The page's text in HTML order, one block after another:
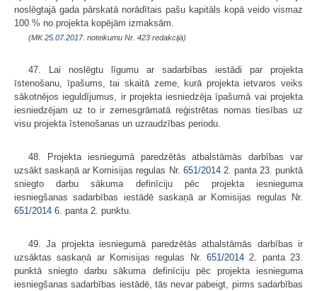
noslēgtajā gada pārskatā norādītais pašu kapitāls kopā veido vismaz
100 % no projekta kopējām izmaksām.
(MK25.07.2017. noteikumu Nr. 423 redakcijā)
47. Lai noslēgtu līgumu ar sadarbības iestādi par projekta
īstenošanu, īpašums, tai skaitā zeme, kurā projekta ietvaros veiks
sākotnējos ieguldījumus, ir projekta iesniedzēja īpašumā vai projekta
iesniedzējam uz to ir zemesgrāmatā reģistrētas nomas tiesības uz
visu projekta īstenošanas un uzraudzības periodu.
48. Projekta iesniegumā paredzētās atbalstāmās darbības var
uzsākt saskaņā ar Komisijas regulas Nr. 651/20142. panta 23. punktā
sniegto darbu sākuma definīciju pēc projekta iesnieguma
iesniegšanas sadarbības iestādē saskaņā ar Komisijas regulas Nr.
651/2014 6. panta 2. punktu.
49. Ja projekta iesniegumā paredzētās atbalstāmās darbības ir
uzsāktas saskaņā ar Komisijas regulas Nr. 651/2014 2. panta 23.
punktā sniegto darbu sākuma definīciju pēc projekta iesnieguma
iesniegšanas sadarbības iestādē, tās nevar pabeigt, pirms sadarbības